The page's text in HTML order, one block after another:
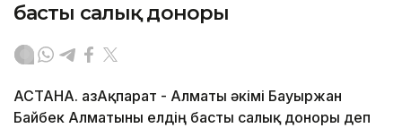
басты салық доноры
АСТАНА. ҚазАқпарат - Алматы әкімі Бауыржан
Байбек Алматыны елдің басты салық доноры деп